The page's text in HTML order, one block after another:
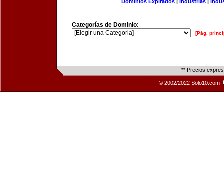
Dominios Expirados | Industrias |
Categorías de Dominio:
[Pág.
** Precios
© 2002/2022 Solo10.com